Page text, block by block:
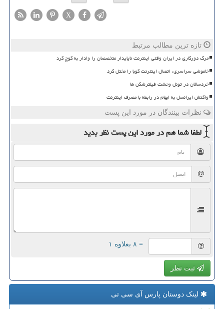
X
تازه ترین مطالب مرتبط
مرگ دورکاری در ایران وقتی اینترنت ناپایدار متخصصان را وادار به کوچ کرد
خاموشی سراسری، اتصال اینترنت کوبا را مختل کرد
خردسالان در تونل وحشت فیلترشکن ها
واکنش ایرانسل به ابهام در رابطه با مصرف اینترنت
نظرات بینندگان در مورد این پست
لطفا شما همدر مورد این پستنظر بدید
= ۸ بعلاوه ۱
ثبت نظر
لینک دوستان پارس آی سی تی